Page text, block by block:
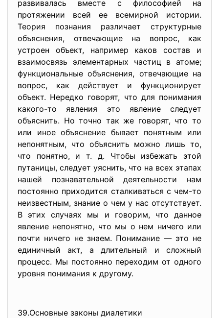
развивалась вместе с философией на
протяжении всей ее всемирной истории.
Теория познания различает структурные
объяснения, отвечающие на вопрос, как
устроен объект, например каков состав и
взаимосвязь элементарных частиц в атоме;
функциональные объяснения, отвечающие на
вопрос, как действует и функционирует
объект. Нередко говорят, что для понимания
какого-то явления это явление следует
объяснить. Но точно так же говорят, что то
или иное объяснение бывает понятным или
непонятным, что объяснить можно лишь то,
что понятно, и т. д. Чтобы избежать этой
путаницы, следует уяснить, что на всех этапах
нашей познавательной деятельности нам
постоянно приходится сталкиваться с чем-то
неизвестным, знание о чем у нас отсутствует.
В этих случаях мы и говорим, что данное
явление непонятно, что мы о нем ничего или
почти ничего не знаем. Понимание — это не
единичный акт, а длительный и сложный
процесс. Мы постоянно переходим от одного
уровня понимания к другому.
39.Основные законы диалетики